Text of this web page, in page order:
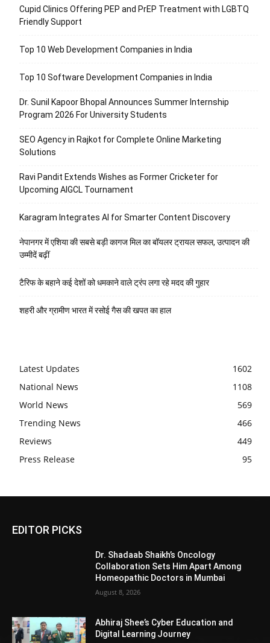
Cupid Clinics Offering PEP and PrEP Treatment with LGBTQ
Friendly Support
Top 10 Web Development Companies in India
Top 10 Software Development Companies in India
Dr. Sunil Kapoor Bhopal Announces Summer Internship
Program 2026 For University Students
SEO Agency in Rajkot for Complete Online Marketing
Solutions
Ravi Pandit Extends Wishes as Former Cricketer for
Upcoming AIGCL Tournament
Karagram Integrates AI for Smarter Content Discovery
नेपानगर में एशिया की सबसे बड़ी कागज मिल का बॉयलर ट्रायल सफल, उत्पादन की
उम्मीदें बढ़ीं
टैरिफ के बहाने कई देशों को धमकाने वाले ट्रंप लगा रहे मदद की गुहार
शहरी और ग्रामीण भारत में रसोई गैस की खपत का हाल
Latest Updates
1602
National News
1108
World News
569
Trending News
466
Reviews
449
Press Release
95
EDITOR PICKS
Dr. Shadaab Shaikh’s Oncology
Collaboration Sets Him Apart Among
Homeopathic Doctors in Mumbai
August 8, 2026
Abhiraj Shee’s Cyber Education and
Digital Learning Journey